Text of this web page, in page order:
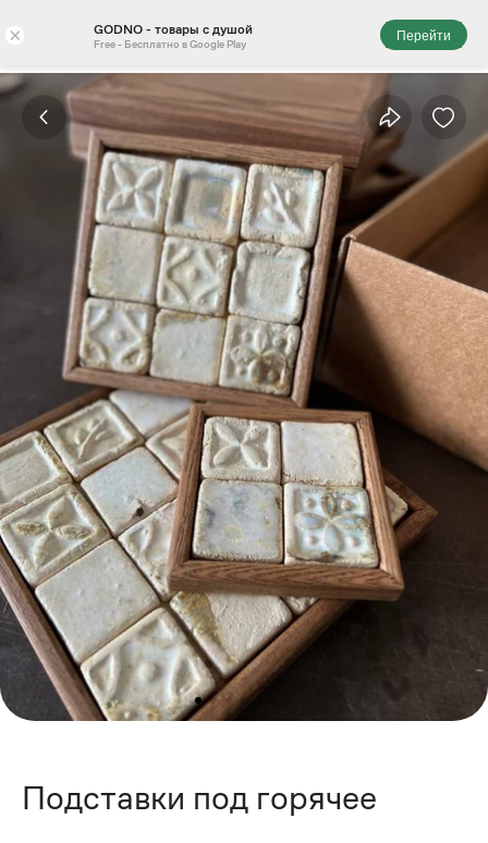
× GODNO - товары с душой
Free - Бесплатно в Google Play
Перейти
Подставки под горячее